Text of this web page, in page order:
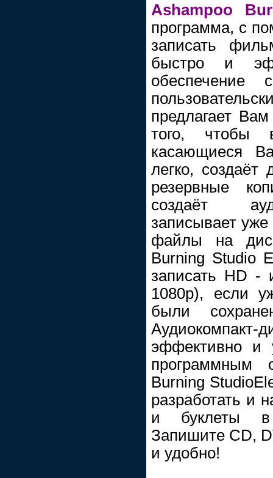
Ashampoo
программа, с
записать
быстро и
обеспечение
предлагает
того, чтобы
касающиеся
легко, создаёт
резервные
создаёт
записывает
файлы на
Burning Studio
записать HD -
1080p), если
были
эффективно и
программным
Burning
разработать и
и буклеты в
Запишите CD,
и удобно!